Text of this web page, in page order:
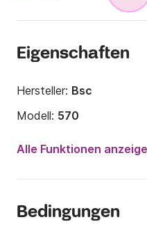
Eigenschaften
Hersteller: Bsc
Modell: 570
Motorleistung:
Anzahl Plätze an Bord:
Alle Funktionen
Bedingungen